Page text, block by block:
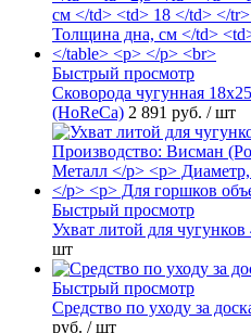
Быстрый просмотр
Сковорода чугунная
(HoReCa) 2 891 руб. / шт
Быстрый просмотр
Ухват литой для
шт
Быстрый просмотр
Средство по уходу за
руб. / шт